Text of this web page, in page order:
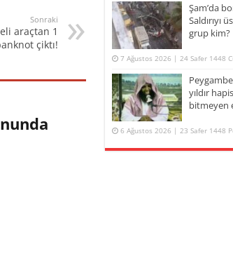
Sonraki
araçtan 1
çiktı!
Şam’da
Saldırıyı
grup kim?
7 Ağustos 2026 | 24 Safer 1448
yıldır
bitmeyen
6 Ağustos 2026 | 23 Safer 1448